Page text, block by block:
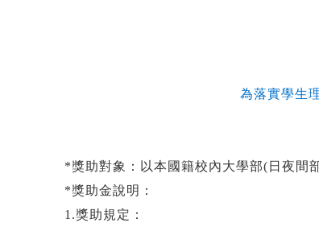
為落實學生
*獎助對象：以本國籍校內大學部(日夜間
*獎助金說明：
1.獎助規定：